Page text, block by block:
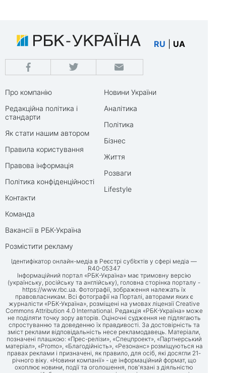
RU UA
Про компанію
Редакційна політика і
стандарти
Як стати нашим автором
Правила користування
Правова інформація
Політика конфіденційності
Контакти
Команда
Вакансії в РБК-Україна
Розмістити рекламу
Новини України
Аналітика
Політика
Бізнес
Життя
Розваги
Lifestyle
Ідентифікатор онлайн-медіа в Реєстрі суб’єктів у сфері медіа —
R40-05347
Інформаційний портал «РБК-Україна» має тримовну версію
(українську, російську та англійську), головна сторінка порталу -
https://www.rbc.ua. Фотографії, зображення належать їх
правовласникам. Всі фотографії на Порталі, авторами яких є
журналісти «РБК-Україна», розміщені на умовах ліцензії Creative
Commons Attribution 4.0 International. Редакція «РБК-Україна» може
не поділяти точку зору авторів. Оціночні судження не підлягають
спростуванню та доведенню їх правдивості. За достовірність та
зміст реклами відповідальність несе рекламодавець. Матеріали,
позначені плашкою: «Прес-релізи», «Спецпроект», «Партнерський
матеріал», «Promo», «Благодійність», «Резонанс» розміщуються на
правах реклами і призначені, як правило, для осіб, які досягли 21-
річного віку. «Новини компанії» - це інформаційний формат, що
охоплює новини, події та оголошення, пов'язані з діяльністю